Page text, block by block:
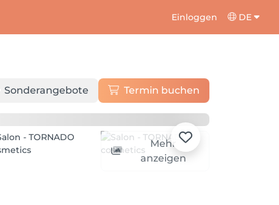
Einloggen DE
Sonderangebote Termin buchen
Mehr
anzeigen